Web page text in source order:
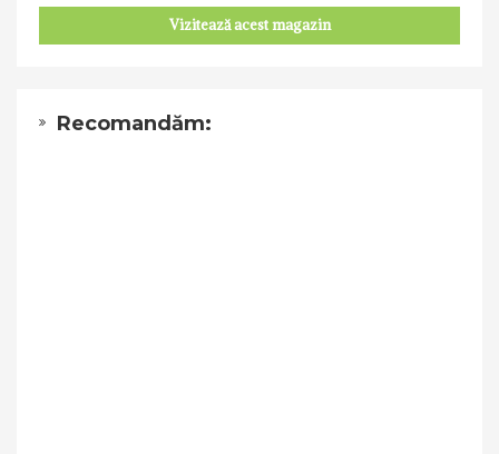
Vizitează acest magazin
Recomandăm: